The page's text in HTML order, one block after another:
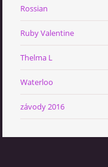
Rossian
Ruby Valentine
Thelma L
Waterloo
závody 2016